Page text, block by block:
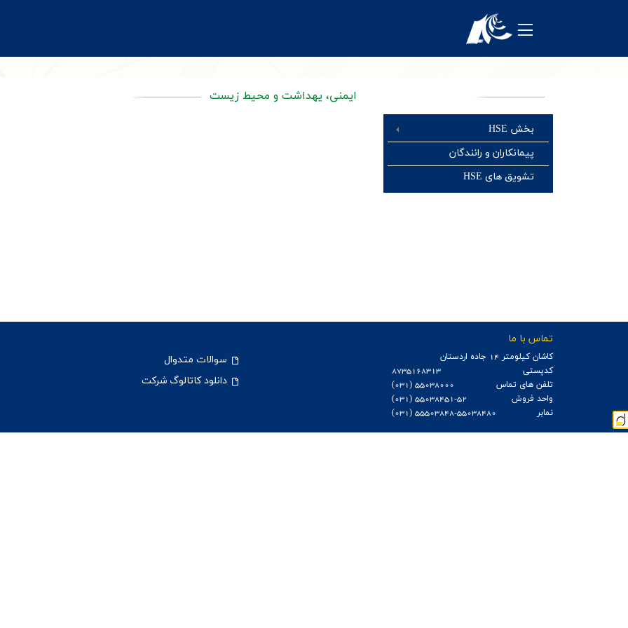
معرفی شرکت
محصولات
تکنولوژی و توسعه
روابط عمومی
اخبار
بخش HSE
پیمانکاران و رانندگان
تشویق های HSE
ایمنی، یهداشت و محیط زیست
تماس با ما
كاشان كيلومتر 14 جاده اردستان
کدپستی
8735168313
تلفن های تماس
55038000 (031)
واحد فروش
55038451-52 (031)
نمابر
55503848-55038480 (031)
سوالات متدوال
دانلود کاتالوگ شرکت